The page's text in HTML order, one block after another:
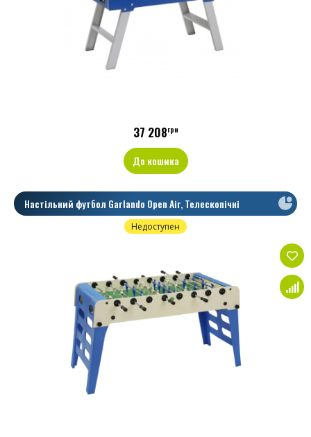
37 208грн
До кошика
Настільний футбол Garlando Open Air, Телескопічні
Недоступен